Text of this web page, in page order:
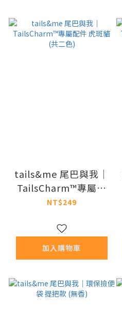
tails&me 尾巴與我｜
TailsCharm™專屬配
件 虎斑貓 (共二色)
NT$249
加入購物車